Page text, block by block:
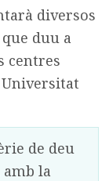
diversos
duu a
centres
Universitat
de deu
amb la